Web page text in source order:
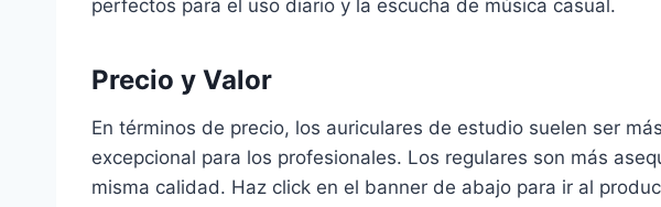
perfectos para el uso diario y la escucha de música casual.
Precio y Valor
En términos de precio, los auriculares de estudio suelen ser
excepcional para los profesionales. Los regulares son más
misma calidad. Haz click en el banner de abajo para ir al